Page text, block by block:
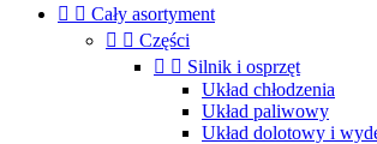
  Cały asortyment
  Części
  Silnik i osprzęt
Układ chłodzenia
Układ paliwowy
Układ dolotowy i